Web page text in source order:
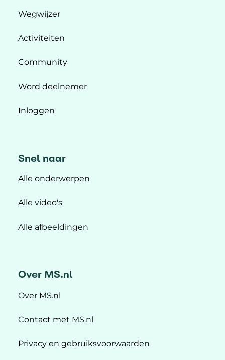
Wegwijzer
Activiteiten
Community
Word deelnemer
Inloggen
Snel naar
Alle onderwerpen
Alle video's
Alle afbeeldingen
Over MS.nl
Over MS.nl
Contact met MS.nl
Privacy en gebruiksvoorwaarden